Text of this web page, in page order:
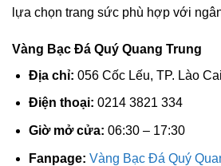
lựa chọn trang sức phù hợp với
Vàng Bạc Đá Quý Quang Trung
Địa chỉ: 056 Cốc Lếu, TP. Lào Cai
Điện thoại: 0214 3821 334
Giờ mở cửa: 06:30 – 17:30
Fanpage: Vàng Bạc Đá Quý